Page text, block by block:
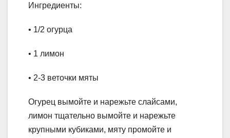
Ингредиенты:
• 1/2 огурца
• 1 лимон
• 2-3 веточки мяты
Огурец вымойте и нарежьте слайсами,
лимон тщательно вымойте и нарежьте
крупными кубиками, мяту промойте и